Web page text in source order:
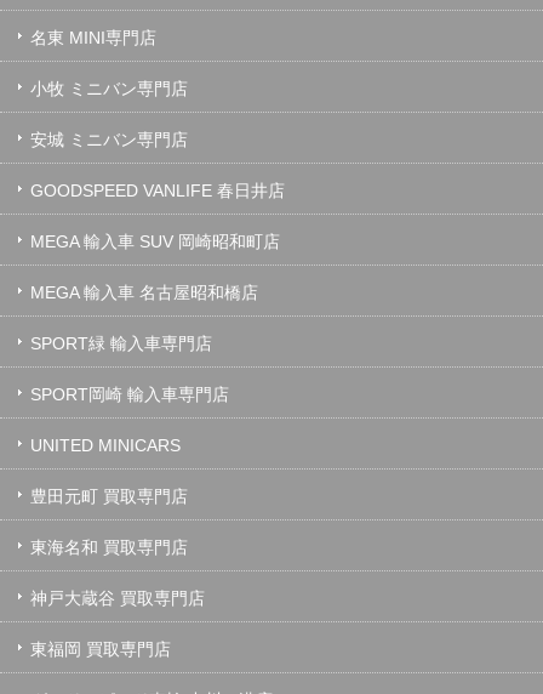
名東 MINI専門店
小牧 ミニバン専門店
安城 ミニバン専門店
GOODSPEED VANLIFE 春日井店
MEGA 輸入車 SUV 岡崎昭和町店
MEGA 輸入車 名古屋昭和橋店
SPORT緑 輸入車専門店
SPORT岡崎 輸入車専門店
UNITED MINICARS
豊田元町 買取専門店
東海名和 買取専門店
神戸大蔵谷 買取専門店
東福岡 買取専門店